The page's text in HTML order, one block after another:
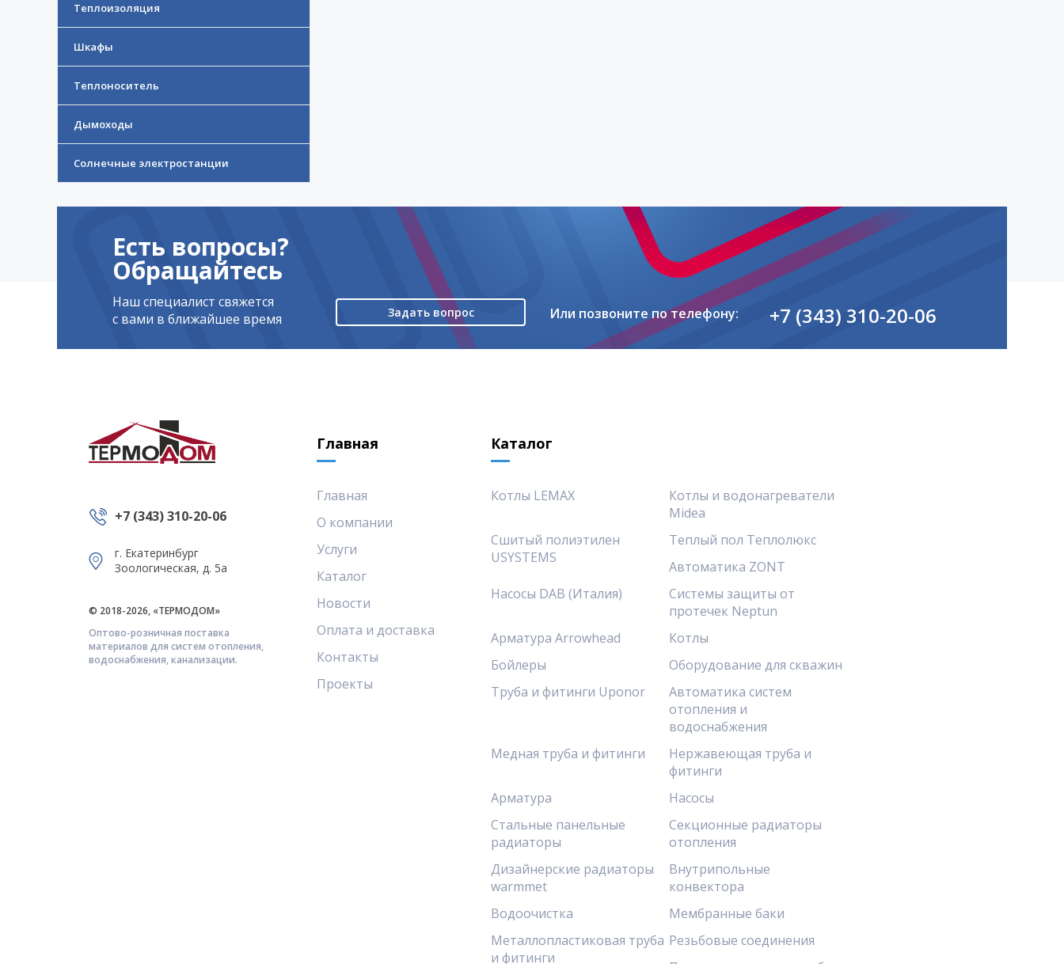
Теплоизоляция
Шкафы
Теплоноситель
Дымоходы
Солнечные электростанции
Есть вопросы?
Обращайтесь
Наш специалист свяжется
с вами в ближайшее время
Задать вопрос Или позвоните по телефону: +7 (343) 310-20-06
Главная Каталог
+7 (343) 310-20-06
г. Екатеринбург
Зоологическая, д. 5а
© 2018-2026, «ТЕРМОДОМ»
Оптово-розничная поставка
материалов для систем отопления,
водоснабжения, канализации.
Главная
О компании
Услуги
Каталог
Новости
Оплата и доставка
Контакты
Проекты
Котлы LEMAX
Котлы и водонагреватели
Midea
Сшитый полиэтилен
USYSTEMS
Теплый пол Теплолюкс
Автоматика ZONT
Насосы DAB (Италия)
Системы защиты от
протечек Neptun
Арматура Arrowhead
Котлы
Бойлеры
Оборудование для скважин
Труба и фитинги Uponor
Автоматика систем
отопления и
водоснабжения
Медная труба и фитинги
Нержавеющая труба и
фитинги
Арматура
Насосы
Стальные панельные
радиаторы
Секционные радиаторы
отопления
Дизайнерские радиаторы
warmmet
Внутрипольные
конвектора
Водоочистка
Мембранные баки
Металлопластиковая труба
и фитинги
Резьбовые соединения